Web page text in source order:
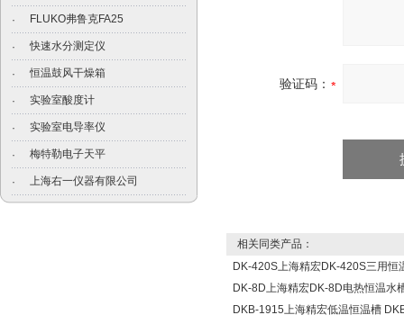
· FLUKO弗鲁克FA25
· 快速水分测定仪
· 恒温鼓风干燥箱
· 实验室酸度计
· 实验室电导率仪
· 梅特勒电子天平
· 上海右一仪器有限公司
验证码：
相关同类产品：
DK-420S上海精宏DK-420S三用恒
DK-8D上海精宏DK-8D电热恒温水
DKB-1915上海精宏低温恒温槽